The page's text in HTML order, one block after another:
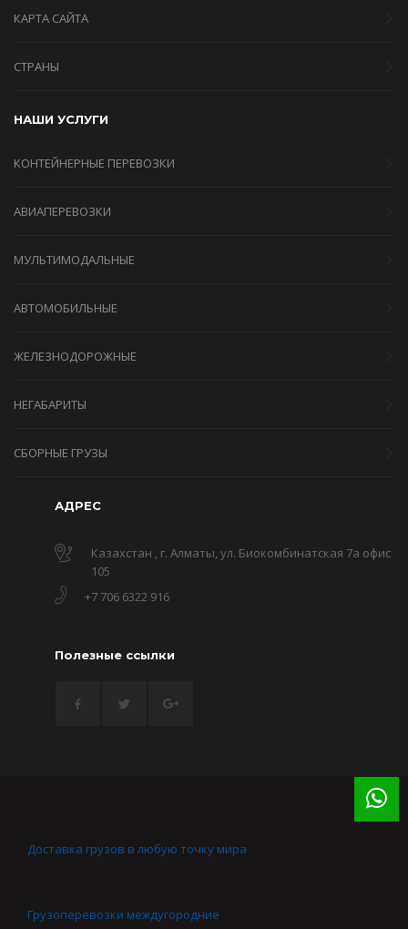
КАРТА САЙТА
СТРАНЫ
НАШИ УСЛУГИ
КОНТЕЙНЕРНЫЕ ПЕРЕВОЗКИ
АВИАПЕРЕВОЗКИ
МУЛЬТИМОДАЛЬНЫЕ
АВТОМОБИЛЬНЫЕ
ЖЕЛЕЗНОДОРОЖНЫЕ
НЕГАБАРИТЫ
СБОРНЫЕ ГРУЗЫ
АДРЕС
Казахстан , г. Алматы, ул. Биокомбинатская 7а офис
105
+7 706 6322 916
Полезные ссылки
Доставка грузов в любую точку мира
Грузоперевозки междугородние